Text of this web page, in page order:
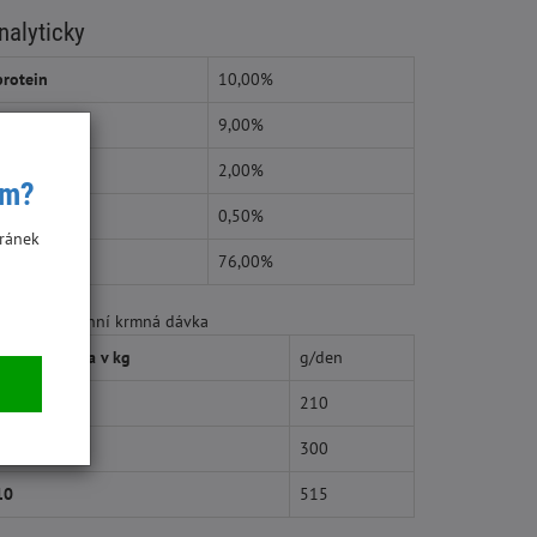
10,00%
9,00%
2,00%
0,50%
76,00%
denní krmná dávka
psa v kg
g/den
210
300
515